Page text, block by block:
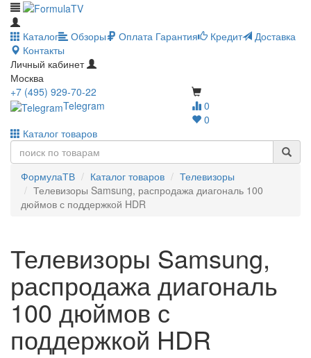
Каталог Обзоры Оплата Гарантия Кредит
Доставка
Контакты
Личный кабинет
Москва
0
0
+7 (495) 929-70-22
Telegram
Каталог товаров
ФормулаТВ Каталог товаров
Телевизоры
Телевизоры Samsung, распродажа диагональ 100
дюймов с поддержкой HDR
Телевизоры Samsung,
распродажа диагональ
100 дюймов с
поддержкой HDR